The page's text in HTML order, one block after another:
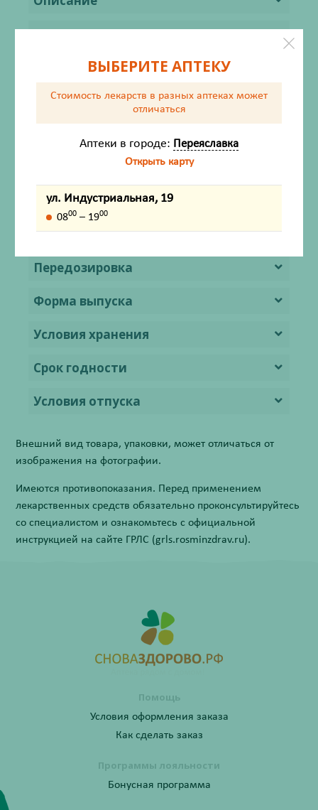
Фармакодинамика
Фармакокинетика
Показания
Побочные действия
Лекарственное взаимодействие
Способ применения и дозы
Передозировка
Форма выпуска
Условия хранения
Срок годности
Условия отпуска
Внешний вид товара, упаковки, может отличаться от
изображения на фотографии.
Имеются противопоказания. Перед применением
лекарственных средств обязательно проконсультируйтесь
со специалистом и ознакомьтесь с официальной
инструкцией на сайте ГРЛС (grls.rosminzdrav.ru).
Помощь
Условия оформления заказа
Как сделать заказ
Программы лояльности
Бонусная программа
ВЫБЕРИТЕ АПТЕКУ
Стоимость лекарств в разных аптеках может
отличаться
Аптеки в городе: Переяславка
Открыть карту
ул. Индустриальная, 19
0800 – 1900